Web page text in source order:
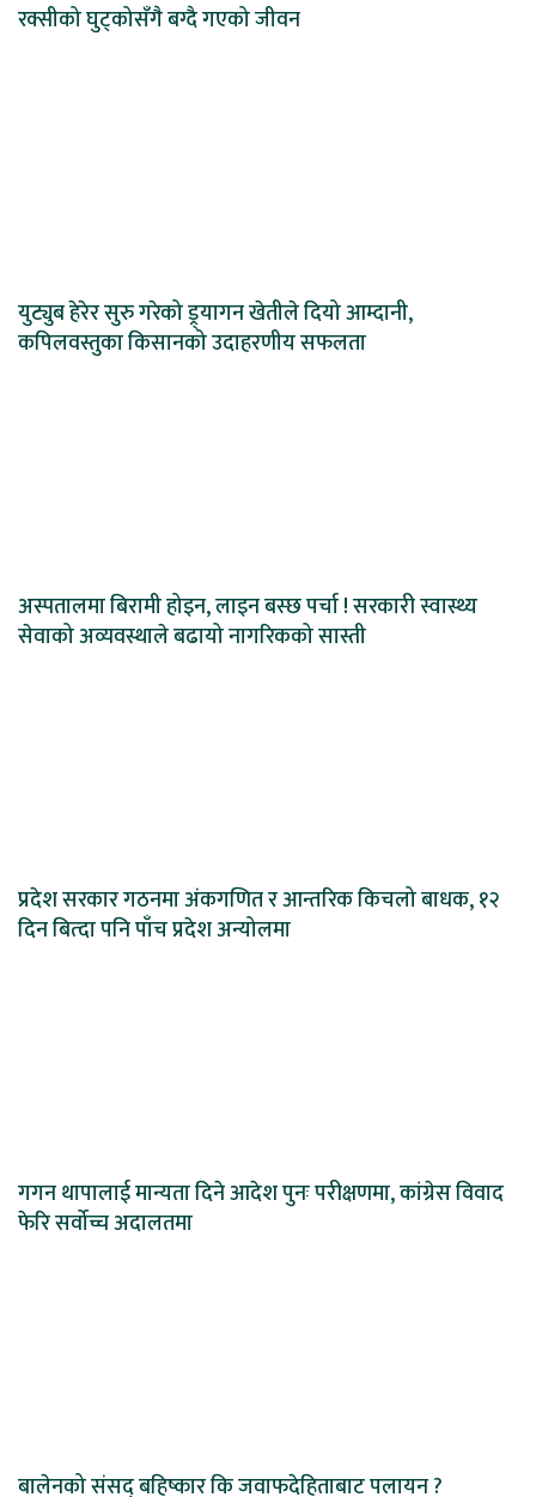
रक्सीको घुट्कोसँगै बग्दै गएको जीवन
युट्युब हेरेर सुरु गरेको ड्र्यागन खेतीले दियो आम्दानी,
कपिलवस्तुका किसानको उदाहरणीय सफलता
अस्पतालमा बिरामी होइन, लाइन बस्छ पर्चा ! सरकारी स्वास्थ्य
सेवाको अव्यवस्थाले बढायो नागरिकको सास्ती
प्रदेश सरकार गठनमा अंकगणित र आन्तरिक किचलो बाधक, १२
दिन बित्दा पनि पाँच प्रदेश अन्योलमा
गगन थापालाई मान्यता दिने आदेश पुनः परीक्षणमा, कांग्रेस विवाद
फेरि सर्वोच्च अदालतमा
बालेनको संसद् बहिष्कार कि जवाफदेहिताबाट पलायन ?